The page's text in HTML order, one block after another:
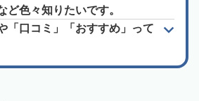
ど色々知りたいです。
「口コミ」「おすすめ」って